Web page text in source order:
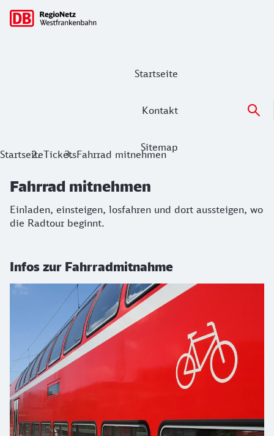
Startseite
Kontakt
Sitemap
Hauptnavigation
Fahrrad mitnehmen
StartseiteTicketsFahrrad mitnehmen
Fahrrad mitnehmen
Einladen, einsteigen, losfahren und dort aussteigen, wo
die Radtour beginnt.
Infos zur Fahrradmitnahme